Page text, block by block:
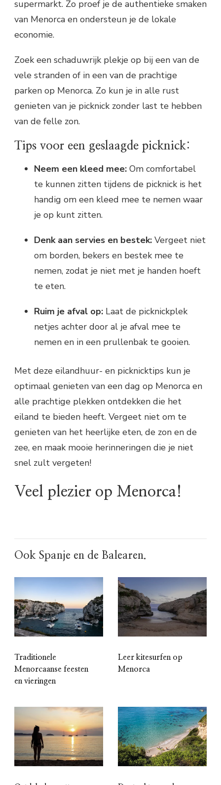
supermarkt. Zo proef je de authentieke smaken
van Menorca en ondersteun je de lokale
economie.
Zoek een schaduwrijk plekje op bij een van de
vele stranden of in een van de prachtige
parken op Menorca. Zo kun je in alle rust
genieten van je picknick zonder last te hebben
van de felle zon.
Tips voor een geslaagde picknick:
Neem een kleed mee: Om comfortabel
te kunnen zitten tijdens de picknick is het
handig om een kleed mee te nemen waar
je op kunt zitten.
Denk aan servies en bestek: Vergeet niet
om borden, bekers en bestek mee te
nemen, zodat je niet met je handen hoeft
te eten.
Ruim je afval op: Laat de picknickplek
netjes achter door al je afval mee te
nemen en in een prullenbak te gooien.
Met deze eilandhuur- en picknicktips kun je
optimaal genieten van een dag op Menorca en
alle prachtige plekken ontdekken die het
eiland te bieden heeft. Vergeet niet om te
genieten van het heerlijke eten, de zon en de
zee, en maak mooie herinneringen die je niet
snel zult vergeten!
Veel plezier op Menorca!
Ook Spanje en de Balearen.
Traditionele
Menorcaanse feesten
en vieringen
Leer kitesurfen op
Menorca